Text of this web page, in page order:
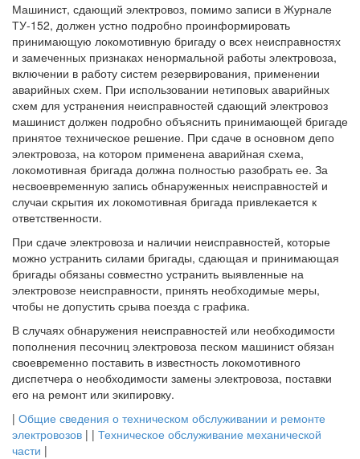
Машинист, сдающий электровоз, помимо записи в Журнале
ТУ-152, должен устно подробно проинформировать
принимающую локомотивную бригаду о всех неисправностях
и замеченных признаках ненормальной работы электровоза,
включении в работу систем резервирования, применении
аварийных схем. При использовании нетиповых аварийных
схем для устранения неисправностей сдающий электровоз
машинист должен подробно объяснить принимающей бригаде
принятое техническое решение. При сдаче в основном депо
электровоза, на котором применена аварийная схема,
локомотивная бригада должна полностью разобрать ее. За
несвоевременную запись обнаруженных неисправностей и
случаи скрытия их локомотивная бригада привлекается к
ответственности.
При сдаче электровоза и наличии неисправностей, которые
можно устранить силами бригады, сдающая и принимающая
бригады обязаны совместно устранить выявленные на
электровозе неисправности, принять необходимые меры,
чтобы не допустить срыва поезда с графика.
В случаях обнаружения неисправностей или необходимости
пополнения песочниц электровоза песком машинист обязан
своевременно поставить в известность локомотивного
диспетчера о необходимости замены электровоза, поставки
его на ремонт или экипировку.
| Общие сведения о техническом обслуживании и ремонте
электровозов | | Техническое обслуживание механической
части |